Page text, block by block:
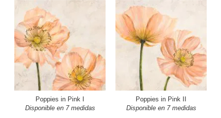
Poppies in Pink I
Disponible en 7 medidas
Poppies in Pink II
Disponible en 7 medidas